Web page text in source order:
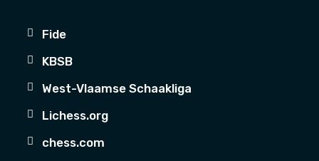
Fide
KBSB
West-Vlaamse Schaakliga
Lichess.org
chess.com